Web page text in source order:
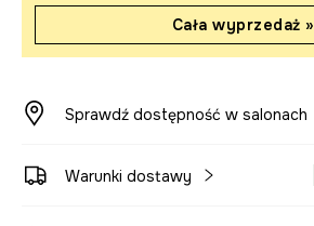
Cała wyprzedaż »
Sprawdź dostępność w salonach
Warunki dostawy